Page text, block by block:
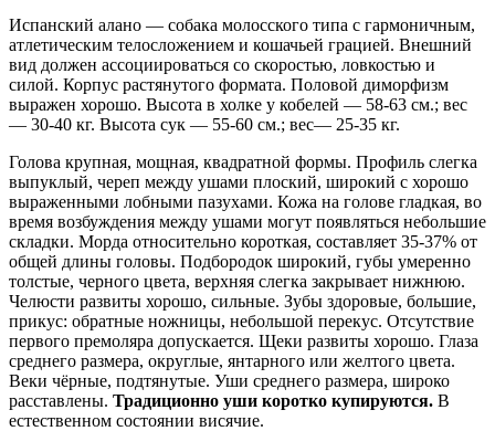
Испанский алано ― собака молосского типа с гармоничным,
атлетическим телосложением и кошачьей грацией. Внешний
вид должен ассоциироваться со скоростью, ловкостью и
силой. Корпус растянутого формата. Половой диморфизм
выражен хорошо. Высота в холке у кобелей ― 58-63 см.; вес
― 30-40 кг. Высота сук ― 55-60 см.; вес― 25-35 кг.
Голова крупная, мощная, квадратной формы. Профиль слегка
выпуклый, череп между ушами плоский, широкий с хорошо
выраженными лобными пазухами. Кожа на голове гладкая, во
время возбуждения между ушами могут появляться небольшие
складки. Морда относительно короткая, составляет 35-37% от
общей длины головы. Подбородок широкий, губы умеренно
толстые, черного цвета, верхняя слегка закрывает нижнюю.
Челюсти развиты хорошо, сильные. Зубы здоровые, большие,
прикус: обратные ножницы, небольшой перекус. Отсутствие
первого премоляра допускается. Щеки развиты хорошо. Глаза
среднего размера, округлые, янтарного или желтого цвета.
Веки чёрные, подтянутые. Уши среднего размера, широко
расставлены. Традиционно уши коротко купируются. В
естественном состоянии висячие.